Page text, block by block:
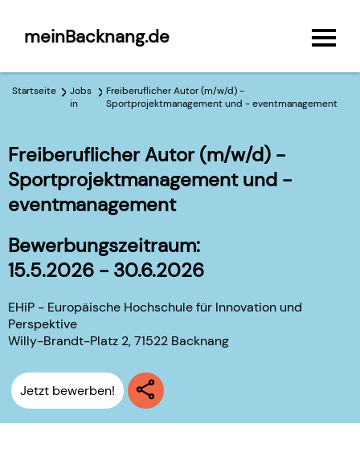
meinBacknang.de
Startseite
Jobs
in
Freiberuflicher Autor (m/w/d) -
Sportprojektmanagement und - eventmanagement
Freiberuflicher Autor (m/w/d) -
Sportprojektmanagement und -
eventmanagement
Bewerbungszeitraum:
15.5.2026 - 30.6.2026
EHiP - Europäische Hochschule für Innovation und
Perspektive
Willy-Brandt-Platz 2, 71522 Backnang
Jetzt bewerben!